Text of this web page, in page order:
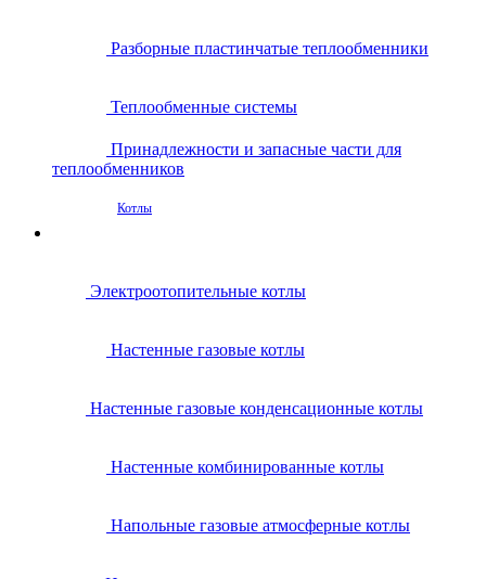
Разборные пластинчатые теплообменники
Теплообменные системы
Принадлежности и запасные части для
теплообменников
Котлы
Электроотопительные котлы
Настенные газовые котлы
Настенные газовые конденсационные котлы
Настенные комбинированные котлы
Напольные газовые атмосферные котлы